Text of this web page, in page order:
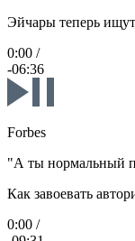
Эйчары теперь
0:00 /
-06:36
Forbes
"А ты нормальный
Как завоевать
0:00 /